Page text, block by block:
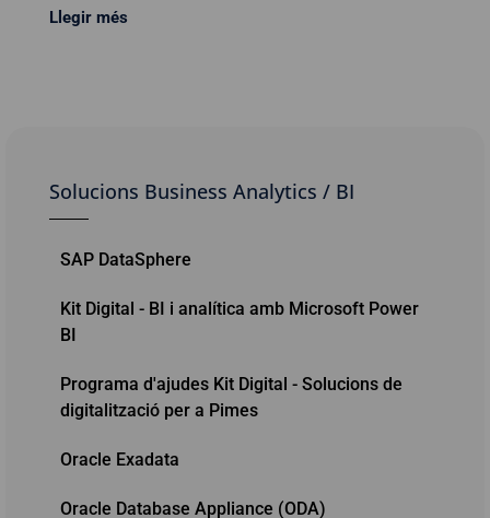
Llegir més
Solucions Business Analytics / BI
SAP DataSphere
Kit Digital - BI i analítica amb Microsoft Power
BI
Programa d'ajudes Kit Digital - Solucions de
digitalització per a Pimes
Oracle Exadata
Oracle Database Appliance (ODA)